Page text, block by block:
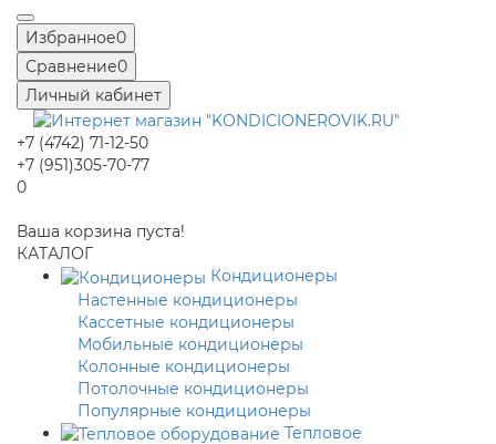
Избранное0
Сравнение0
Личный кабинет
+7 (4742) 71-12-50
+7 (951)305-70-77
0
Ваша корзина пуста!
КАТАЛОГ
Кондиционеры
Настенные кондиционеры
Кассетные кондиционеры
Мобильные кондиционеры
Колонные кондиционеры
Потолочные кондиционеры
Популярные кондиционеры
Тепловое